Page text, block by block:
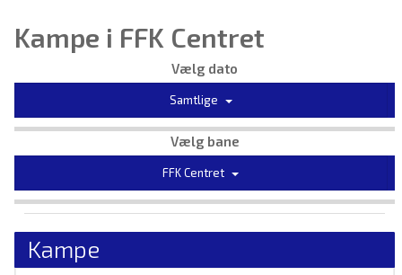
Kampe i FFK Centret
Vælg dato
Samtlige
Vælg bane
FFK Centret
Kampe